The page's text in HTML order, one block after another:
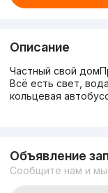
Описание
Частный свой
Всё есть свет,
кольцевая
Объявление
Сообщите нам и